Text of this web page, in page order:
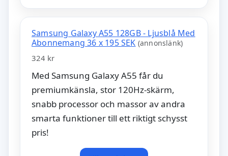
Samsung Galaxy A55 128GB - Ljusblå Med
Abonnemang 36 x 195 SEK (annonslänk)
324 kr
Med Samsung Galaxy A55 får du
premiumkänsla, stor 120Hz-skärm,
snabb processor och massor av andra
smarta funktioner till ett riktigt schysst
pris!